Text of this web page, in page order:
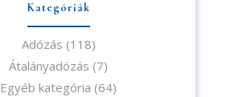
Kategóriák
Adózás (118)
Átalányadózás (7)
Egyéb kategória (64)